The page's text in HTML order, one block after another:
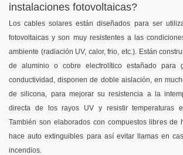
instalaciones fotovoltaicas?
Los cables solares están diseñados para ser
fotovoltaicas y son muy resistentes a las
ambiente (radiación UV, calor, frio, etc.). Están
de aluminio o cobre electrolítico estañado para
conductividad, disponen de doble aislación, en
de silicona, para mejorar su resistencia a la
directa de los rayos UV y resistir temperaturas
También son elaborados con compuestos libres de
hace auto extinguibles para así evitar llamas en
incendios.